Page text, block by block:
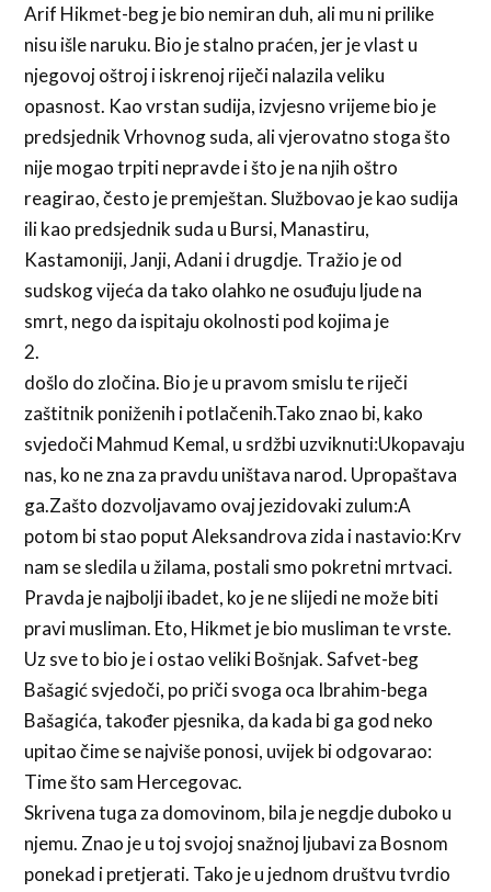
Arif Hikmet-beg je bio nemiran duh, ali mu ni prilike
nisu išle naruku. Bio je stalno praćen, jer je vlast u
njegovoj oštroj i iskrenoj riječi nalazila veliku
opasnost. Kao vrstan sudija, izvjesno vrijeme bio je
predsjednik Vrhovnog suda, ali vjerovatno stoga što
nije mogao trpiti nepravde i što je na njih oštro
reagirao, često je premještan. Službovao je kao sudija
ili kao predsjednik suda u Bursi, Manastiru,
Kastamoniji, Janji, Adani i drugdje. Tražio je od
sudskog vijeća da tako olahko ne osuđuju ljude na
smrt, nego da ispitaju okolnosti pod kojima je
2.
došlo do zločina. Bio je u pravom smislu te riječi
zaštitnik poniženih i potlačenih.Tako znao bi, kako
svjedoči Mahmud Kemal, u srdžbi uzviknuti:Ukopavaju
nas, ko ne zna za pravdu uništava narod. Upropaštava
ga.Zašto dozvoljavamo ovaj jezidovaki zulum:A
potom bi stao poput Aleksandrova zida i nastavio:Krv
nam se sledila u žilama, postali smo pokretni mrtvaci.
Pravda je najbolji ibadet, ko je ne slijedi ne može biti
pravi musliman. Eto, Hikmet je bio musliman te vrste.
Uz sve to bio je i ostao veliki Bošnjak. Safvet-beg
Bašagić svjedoči, po priči svoga oca Ibrahim-bega
Bašagića, također pjesnika, da kada bi ga god neko
upitao čime se najviše ponosi, uvijek bi odgovarao:
Time što sam Hercegovac.
Skrivena tuga za domovinom, bila je negdje duboko u
njemu. Znao je u toj svojoj snažnoj ljubavi za Bosnom
ponekad i pretjerati. Tako je u jednom društvu tvrdio